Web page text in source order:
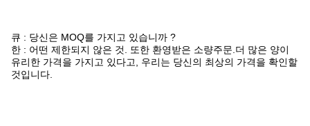
큐 : 당신은 MOQ를 가지고 있습니까 ?
한 : 어떤 제한되지 않은 것. 또한 환영받은 소량주문.더 많은 양이
유리한 가격을 가지고 있다고, 우리는 당신의 최상의 가격을 확인할
것입니다.